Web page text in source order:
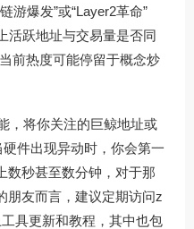
游爆发”或“Layer2革命”
活跃地址与交易量是否同
前热度可能停留于概念炒
，将你关注的巨鲸地址或
硬件出现异动时，你会第一
数秒甚至数分钟，对于那
朋友而言，建议定期访问z
具更新和教程，其中也包